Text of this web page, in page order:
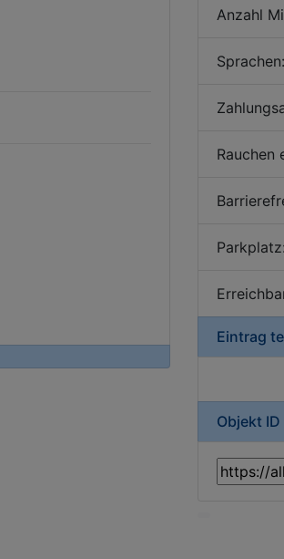
Anzahl
Sprachen:
Rauchen
Parkplatz:
Eintrag
Objekt